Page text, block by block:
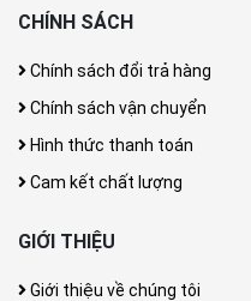
CHÍNH SÁCH
Chính sách đổi trả hàng
Chính sách vận chuyển
Hình thức thanh toán
Cam kết chất lượng
GIỚI THIỆU
Giới thiệu về chúng tôi